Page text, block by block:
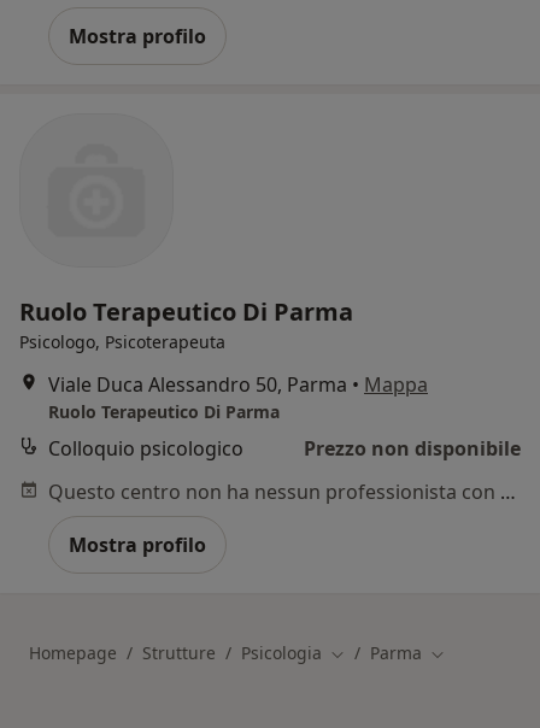
Mostra profilo
Ruolo Terapeutico Di Parma
Psicologo, Psicoterapeuta
Viale Duca Alessandro 50, Parma • Mappa
Ruolo Terapeutico Di Parma
Colloquio psicologico
Prezzo non disponibile
Questo centro non ha nessun professionista con date disponibili
Mostra profilo
Homepage Strutture Psicologia Cambia città
Parma Cambia città